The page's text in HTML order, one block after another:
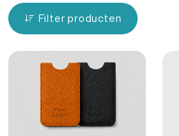
Filter producten